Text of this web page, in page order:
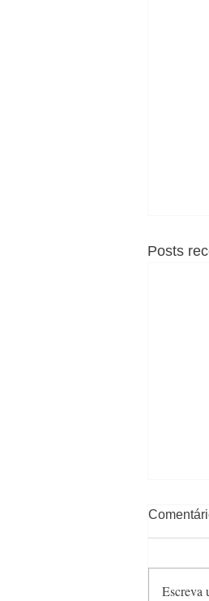
Posts
Escreva